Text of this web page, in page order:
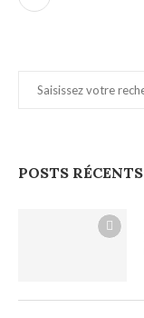
POSTS RÉCENTS